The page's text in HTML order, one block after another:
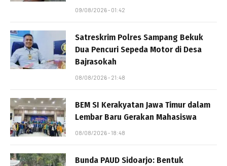
09/08/2026 - 01:42
Satreskrim Polres Sampang Bekuk
Dua Pencuri Sepeda Motor di Desa
Bajrasokah
08/08/2026 - 21:48
BEM SI Kerakyatan Jawa Timur dalam
Lembar Baru Gerakan Mahasiswa
08/08/2026 - 18:48
Bunda PAUD Sidoarjo: Bentuk